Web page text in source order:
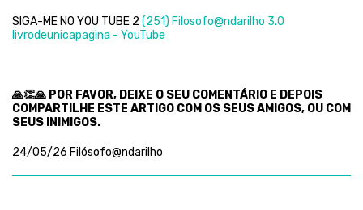
SIGA-ME NO YOU TUBE 2 (251) Filosofo@ndarilho 3.0
livrodeunicapagina - YouTube
🙏👏🙏 POR FAVOR, DEIXE O SEU COMENTÁRIO E DEPOIS
COMPARTILHE ESTE ARTIGO COM OS SEUS AMIGOS, OU COM
SEUS INIMIGOS.
24/05/26 Filósofo@ndarilho